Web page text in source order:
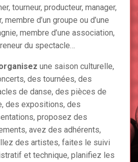
tourneur, producteur, manager,
membre d’un groupe ou d’une
membre d’une association,
du spectacle…
une saison culturelle,
des tournées, des
de danse, des pièces de
des expositions, des
proposez des
avez des adhérents,
des artistes, faites le suivi
et technique, planifiez les